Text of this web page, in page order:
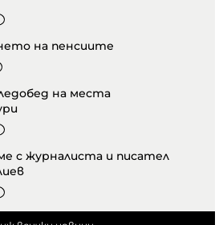
на пенсиите
на места
с журналиста и писател